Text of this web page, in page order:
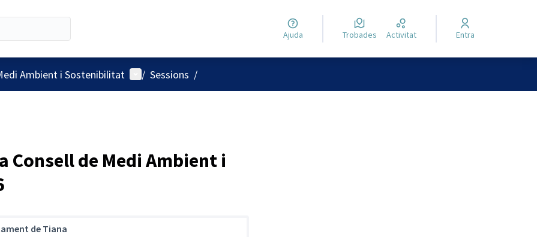
Ajuda Trobades Activitat Entra
Ambient i Sostenibilitat Menú d'usuari
/ Sessions /
Consell de Medi Ambient i
de Tiana